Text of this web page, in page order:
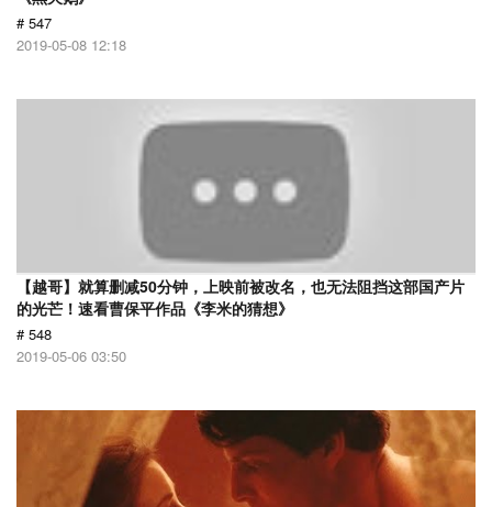
# 547
2019-05-08 12:18
【越哥】就算删减50分钟，上映前被改名，也无法阻挡这部国产片
的光芒！速看曹保平作品《李米的猜想》
# 548
2019-05-06 03:50